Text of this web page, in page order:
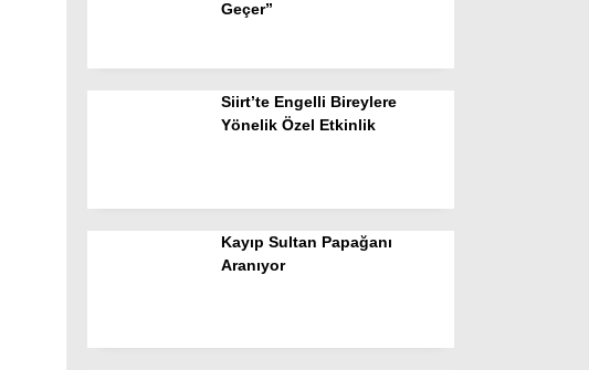
Geçer”
Siirt’te Engelli Bireylere
Yönelik Özel Etkinlik
Kayıp Sultan Papağanı
Aranıyor